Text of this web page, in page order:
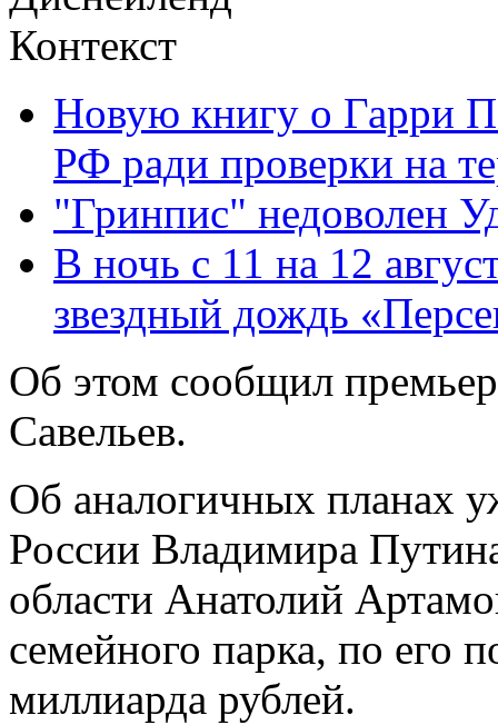
Контекст
Новую книгу о Гарри
РФ ради проверки на
"Гринпис" недоволен
В ночь с 11 на 12
звездный дождь
Об этом сообщил
Савельев.
Об аналогичных планах
России Владимира
области Анатолий
семейного парка, по его
миллиарда рублей.